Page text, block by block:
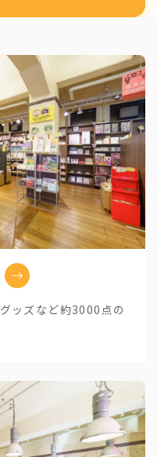
ッズなど約3000点の